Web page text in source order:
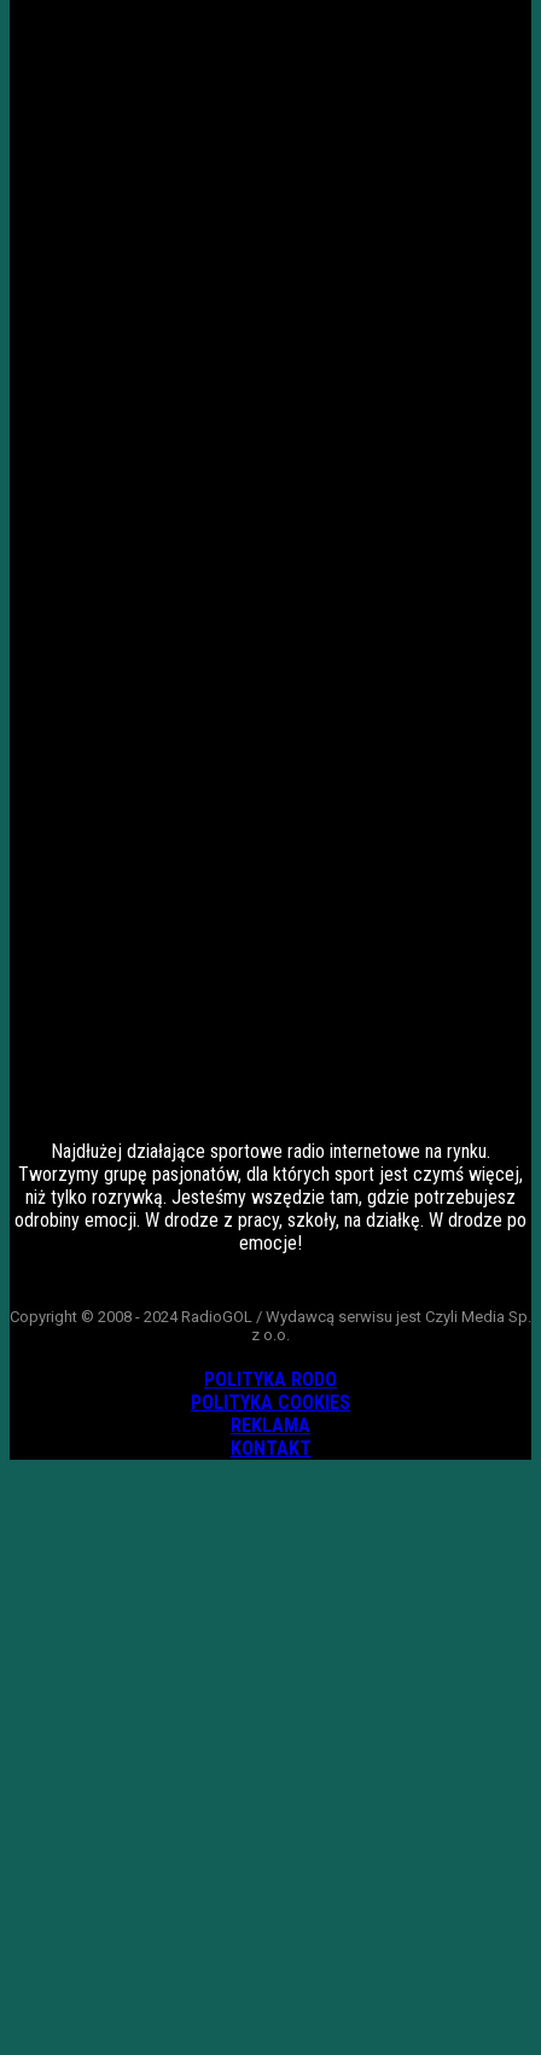
Najdłużej działające sportowe radio internetowe na rynku.
Tworzymy grupę pasjonatów, dla których sport jest czymś więcej,
niż tylko rozrywką. Jesteśmy wszędzie tam, gdzie potrzebujesz
odrobiny emocji. W drodze z pracy, szkoły, na działkę. W drodze po
emocje!
Copyright © 2008 - 2024 RadioGOL / Wydawcą serwisu jest Czyli Media Sp.
z o.o.
POLITYKA RODO
POLITYKA COOKIES
REKLAMA
KONTAKT